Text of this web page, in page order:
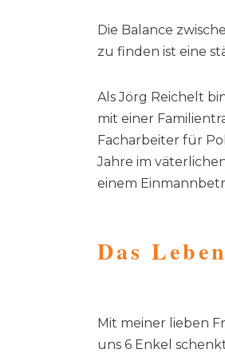
Die Balance
zu finden ist eine
Als Jörg Reichelt
mit einer
Facharbeiter für
Jahre im
einem
Das
Mit meiner lieben
uns 6 Enkel